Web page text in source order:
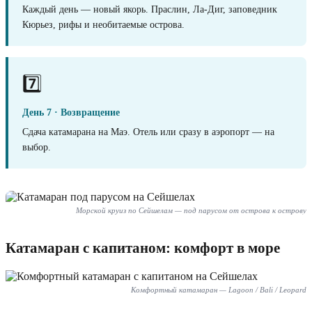
Каждый день — новый якорь. Праслин, Ла-Диг, заповедник
Кюрьез, рифы и необитаемые острова.
7️⃣
День 7 · Возвращение
Сдача катамарана на Маэ. Отель или сразу в аэропорт — на
выбор.
Морской круиз по Сейшелам — под парусом от острова к острову
Катамаран с капитаном: комфорт в море
Комфортный катамаран — Lagoon / Bali / Leopard